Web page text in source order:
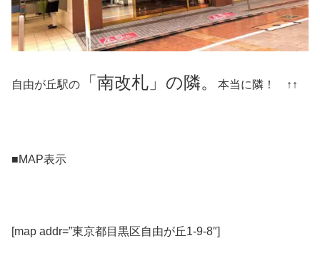
自由が丘駅の 「南改札」の隣。 本当に隣！ ↑↑
■MAP表示
[map addr=”東京都目黒区自由が丘1-9-8″]